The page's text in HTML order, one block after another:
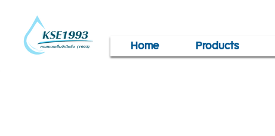
Home Products